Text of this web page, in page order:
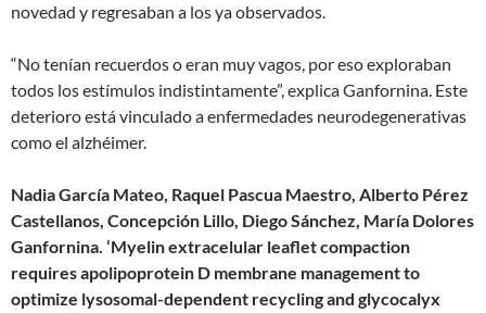
novedad y regresaban a los ya observados.
“No tenían recuerdos o eran muy vagos, por eso exploraban
todos los estímulos indistintamente”, explica Ganfornina. Este
deterioro está vinculado a enfermedades neurodegenerativas
como el alzhéimer.
Nadia García Mateo, Raquel Pascua Maestro, Alberto Pérez
Castellanos, Concepción Lillo, Diego Sánchez, María Dolores
Ganfornina. ‘Myelin extracelular leaflet compaction
requires apolipoprotein D membrane management to
optimize lysosomal-dependent recycling and glycocalyx